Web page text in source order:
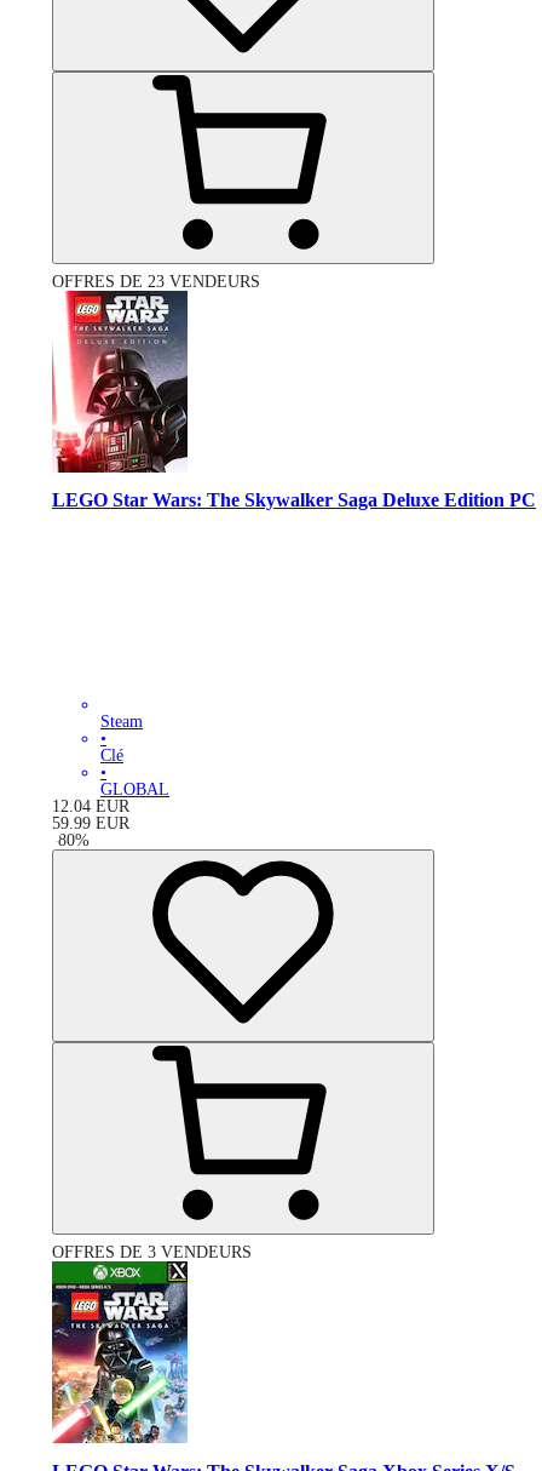
OFFRES DE 23 VENDEURS
LEGO Star Wars: The Skywalker Saga Deluxe Edition PC
Steam
•
Clé
•
GLOBAL
12.04 EUR
59.99 EUR
-80%
OFFRES DE 3 VENDEURS